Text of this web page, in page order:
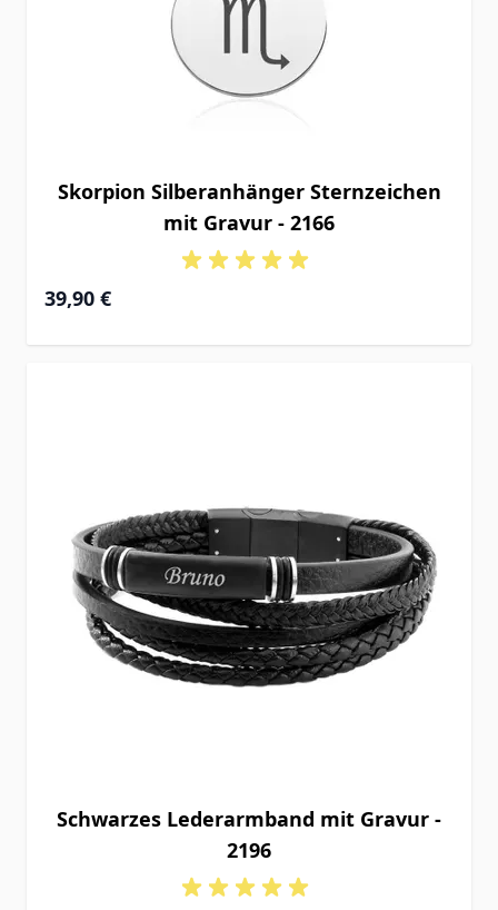
Skorpion Silberanhänger Sternzeichen
mit Gravur - 2166
39,90 €
Schwarzes Lederarmband mit Gravur -
2196